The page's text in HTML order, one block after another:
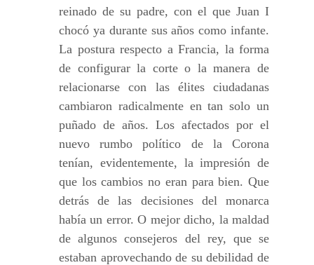
reinado de su padre, con el que Juan I
chocó ya durante sus años como infante.
La postura respecto a Francia, la forma
de configurar la corte o la manera de
relacionarse con las élites ciudadanas
cambiaron radicalmente en tan solo un
puñado de años. Los afectados por el
nuevo rumbo político de la Corona
tenían, evidentemente, la impresión de
que los cambios no eran para bien. Que
detrás de las decisiones del monarca
había un error. O mejor dicho, la maldad
de algunos consejeros del rey, que se
estaban aprovechando de su debilidad de